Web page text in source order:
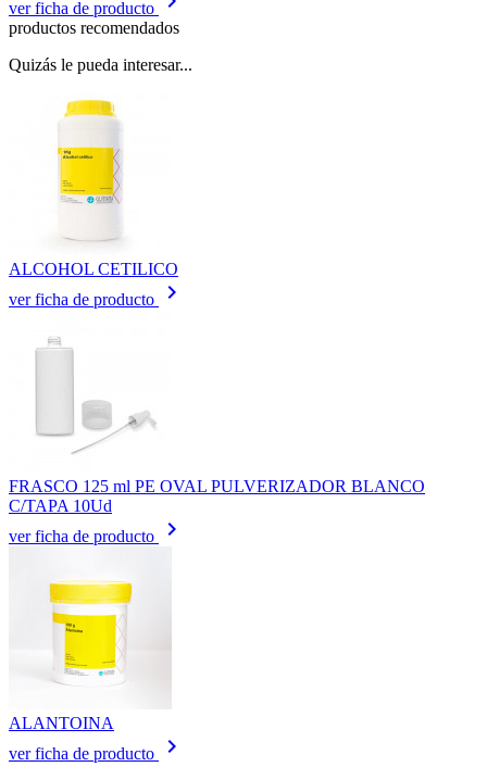
ver ficha de producto
productos recomendados
Quizás le pueda interesar...
ALCOHOL CETILICO
ver ficha de producto
keyboard_arrow_right
FRASCO 125 ml PE OVAL PULVERIZADOR BLANCO
C/TAPA 10Ud
ver ficha de producto
keyboard_arrow_right
ALANTOINA
ver ficha de producto
keyboard_arrow_right